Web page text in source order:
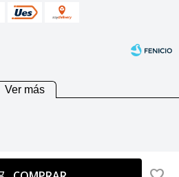
Ver más